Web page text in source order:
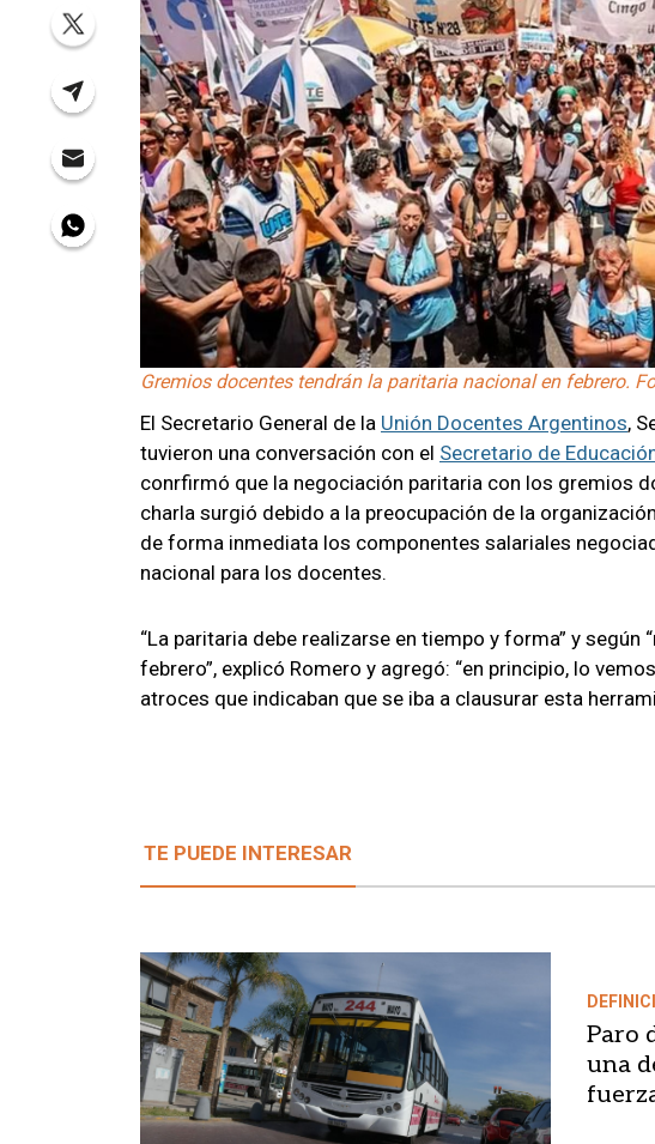
Gremios docentes tendrán la paritaria nacional en febrero.
El Secretario General de la Unión Docentes Argentinos,
tuvieron una conversación con el Secretario de
conrfirmó que la negociación paritaria con los gremios
charla surgió debido a la preocupación de la
de forma inmediata los componentes salariales
nacional para los docentes.
“La paritaria debe realizarse en tiempo y forma” y según
febrero”, explicó Romero y agregó: “en principio, lo
atroces que indicaban que se iba a clausurar esta
TE PUEDE INTERESAR
Paro
una